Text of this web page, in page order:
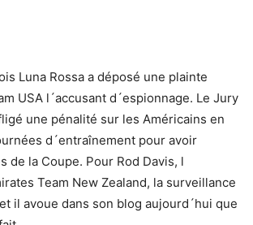
Luna Rossa a déposé une plainte
USA l´accusant d´espionnage. Le Jury
une pénalité sur les Américains en
d´entraînement pour avoir
de la Coupe. Pour Rod Davis, l
Team New Zealand, la surveillance
il avoue dans son blog aujourd´hui que